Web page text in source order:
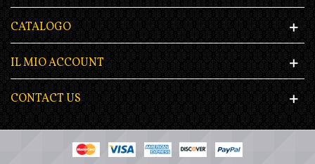
CATALOGO
IL MIO ACCOUNT
CONTACT US